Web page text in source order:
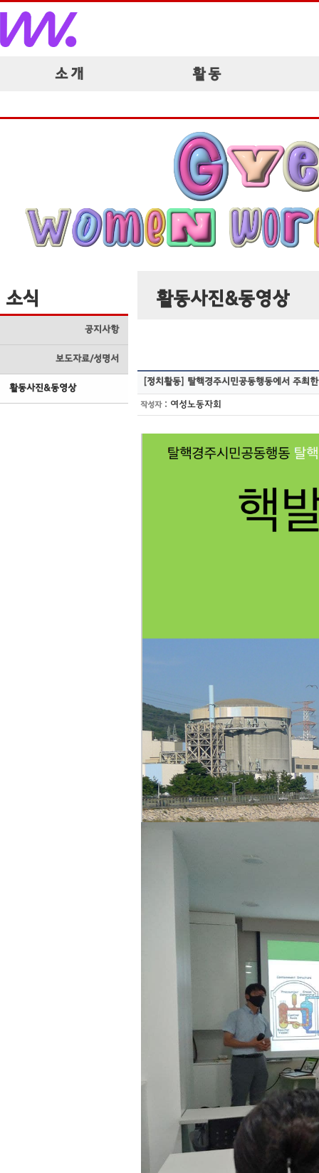
소 개 활 동
소식
공지사항
보도자료/성명서
활동사진&동영상
활동사진&동영상
[정치활동] 탈핵경주시민공동행동에서 주최
작성자: 여성노동자회